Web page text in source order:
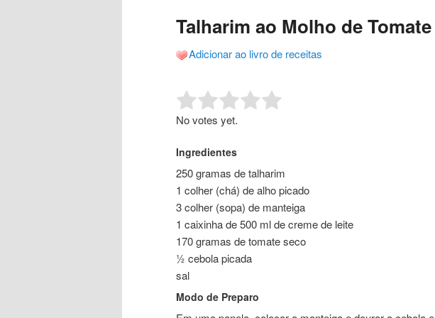
conteúdo
conteúdo
Talharim ao Molho de
Adicionar ao livro de receitas
Rate this item:
No votes yet.
Ingredientes
250 gramas de talharim
1 colher (chá) de alho picado
3 colher (sopa) de manteiga
1 caixinha de 500 ml de creme de leite
170 gramas de tomate seco
½ cebola picada
sal
Modo de Preparo